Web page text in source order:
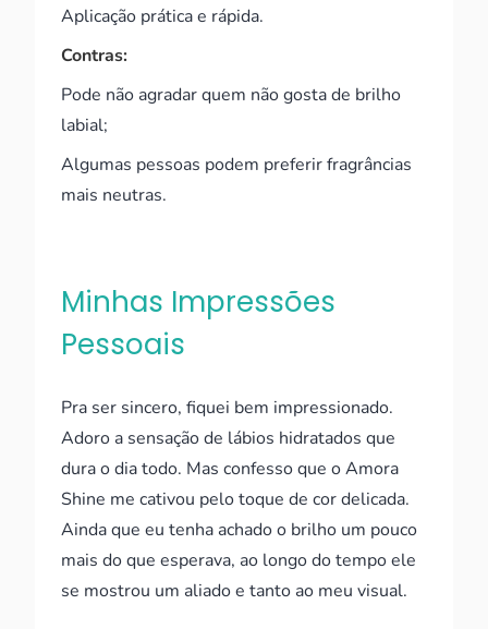
Aplicação prática e rápida.
Contras:
Pode não agradar quem não gosta de brilho
labial;
Algumas pessoas podem preferir fragrâncias
mais neutras.
Minhas Impressões
Pessoais
Pra ser sincero, fiquei bem impressionado.
Adoro a sensação de lábios hidratados que
dura o dia todo. Mas confesso que o Amora
Shine me cativou pelo toque de cor delicada.
Ainda que eu tenha achado o brilho um pouco
mais do que esperava, ao longo do tempo ele
se mostrou um aliado e tanto ao meu visual.